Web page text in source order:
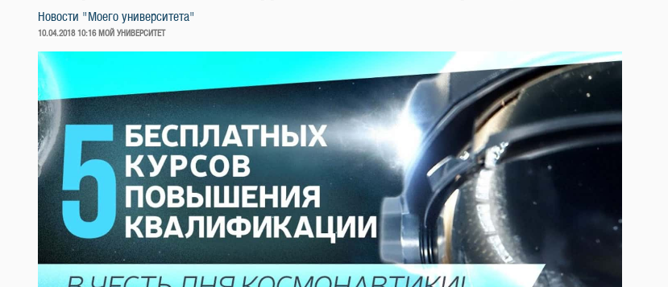
Новости "Моего университета"
ОПУБЛИКОВАНО
10.04.2018 10:16 МОЙ УНИВЕРСИТЕТ